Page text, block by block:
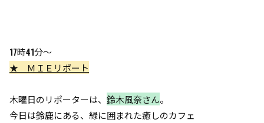
17時41分～
★ ＭＩＥリポート
木曜日のリポーターは、 鈴木風奈さん。
今日は鈴鹿にある、緑に囲まれた癒しのカフェ